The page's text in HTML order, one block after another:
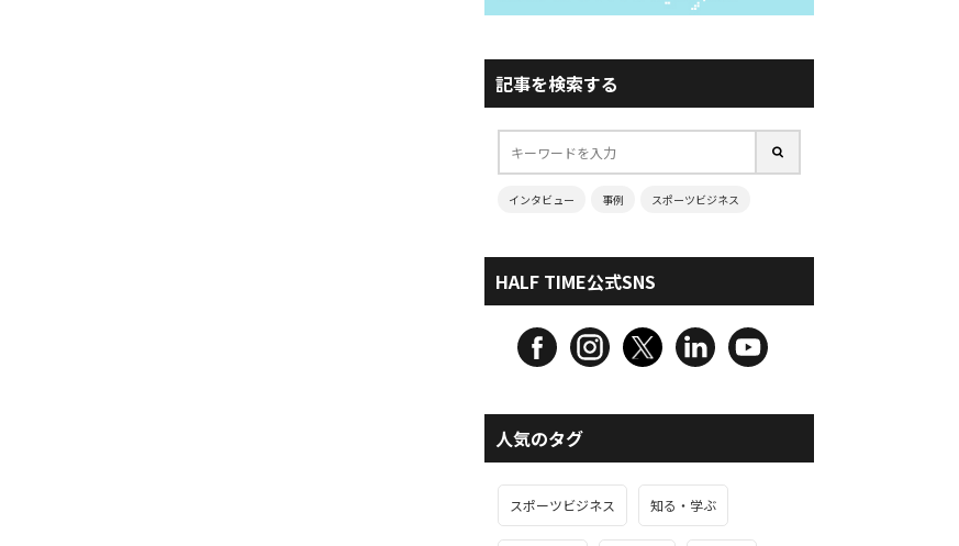
記事を検索する
インタビュー 事例 スポーツビジネス
HALF TIME公式SNS
人気のタグ
スポーツビジネス 知る・学ぶ